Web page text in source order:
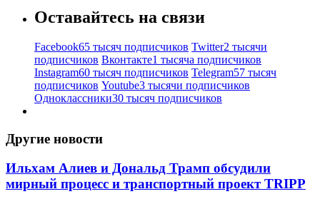
Оставайтесь на связи
Facebook65 тысяч подписчиков Twitter2 тысячи
подписчиков Вконтакте1 тысяча подписчиков
Instagram60 тысяч подписчиков Telegram57 тысяч
подписчиков Youtube3 тысячи подписчиков
Одноклассники30 тысяч подписчиков
Другие новости
Ильхам Алиев и Дональд Трамп обсудили
мирный процесс и транспортный проект TRIPP